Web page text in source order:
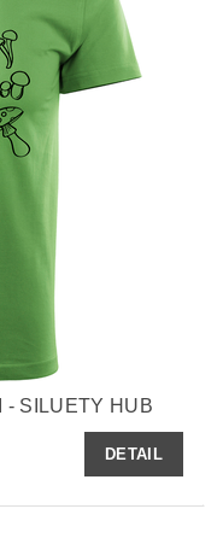
- SILUETY HUB
DETAIL